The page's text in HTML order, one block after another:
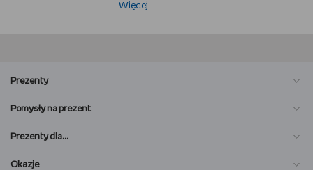
Więcej
Prezenty
Pomysły na prezent
Prezenty dla…
Okazje